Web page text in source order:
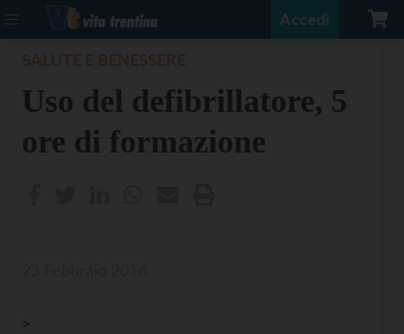
Accedi
Uso del defibrillatore, 5
ore di formazione
>